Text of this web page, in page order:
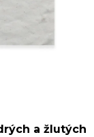
a žlutých